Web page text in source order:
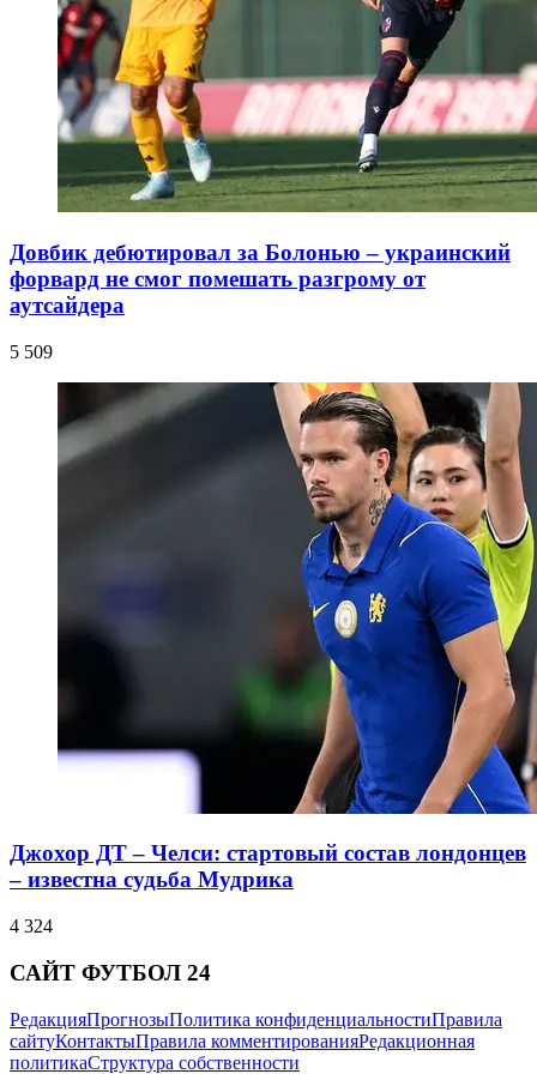
Довбик дебютировал за Болонью – украинский
форвард не смог помешать разгрому от
аутсайдера
5 509
Джохор ДТ – Челси: стартовый состав лондонцев
– известна судьба Мудрика
4 324
САЙТ ФУТБОЛ 24
РедакцияПрогнозыПолитика конфиденциальностиПравила
сайтуКонтактыПравила комментированияРедакционная
политикаСтруктура собственности